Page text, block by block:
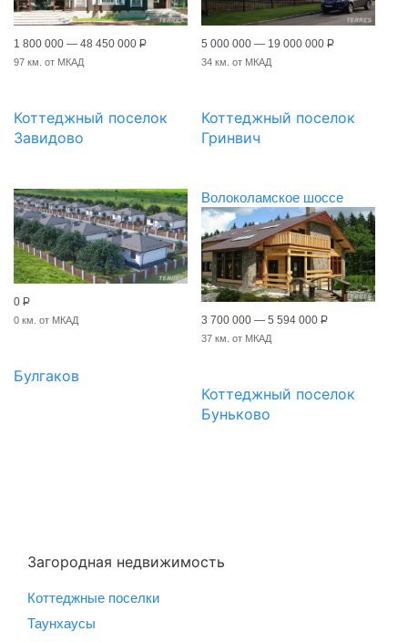
1 800 000 — 48 450 000 Р
97 км. от МКАД
Коттеджный поселок
Завидово
5 000 000 — 19 000 000 Р
34 км. от МКАД
Коттеджный поселок
Гринвич
0 Р
0 км. от МКАД
Булгаков
Волоколамское шоссе
3 700 000 — 5 594 000 Р
37 км. от МКАД
Коттеджный поселок
Буньково
Загородная недвижимость
Коттеджные поселки
Таунхаусы